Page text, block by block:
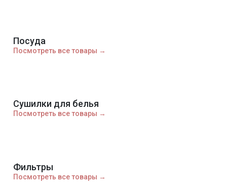
Посуда
Посмотреть все товары →
Сушилки для белья
Посмотреть все товары →
Фильтры
Посмотреть все товары →